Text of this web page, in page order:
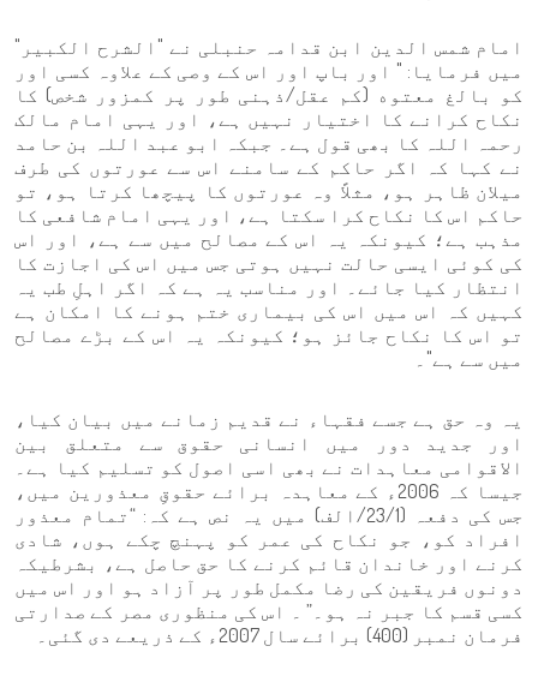
امام شمس الدین ابن قدامہ حنبلی نے "الشرح الکبیر"
میں فرمایا: " اور باپ اور اس کے وصی کے علاوہ کسی اور
کو بالغ معتوه (کم عقل/ذہنی طور پر کمزور شخص) کا
نکاح کرانے کا اختیار نہیں ہے، اور یہی امام مالک
رحمہ اللہ کا بھی قول ہے۔ جبکہ ابو عبد اللہ بن حامد
نے کہا کہ اگر حاکم کے سامنے اس سے عورتوں کی طرف
میلان ظاہر ہو، مثلاً وہ عورتوں کا پیچھا کرتا ہو، تو
حاکم اس کا نکاح کرا سکتا ہے، اور یہی امام شافعی کا
مذہب ہے؛ کیونکہ یہ اس کے مصالح میں سے ہے، اور اس
کی کوئی ایسی حالت نہیں ہوتی جس میں اس کی اجازت کا
انتظار کیا جائے۔ اور مناسب یہ ہے کہ اگر اہلِ طب یہ
کہیں کہ اس میں اس کی بیماری ختم ہونے کا امکان ہے
تو اس کا نکاح جائز ہو؛ کیونکہ یہ اس کے بڑے مصالح
میں سے ہے"۔
یہ وہ حق ہے جسے فقہاء نے قدیم زمانے میں بیان کیا،
اور جدید دور میں انسانی حقوق سے متعلق بین
الاقوامی معاہدات نے بھی اسی اصول کو تسلیم کیا ہے۔
جیسا کہ 2006ء کے معاہدہ برائے حقوقِ معذورین میں،
جس کی دفعہ (23/1/الف) میں یہ نص ہے کہ: “تمام معذور
افراد کو، جو نکاح کی عمر کو پہنچ چکے ہوں، شادی
کرنے اور خاندان قائم کرنے کا حق حاصل ہے، بشرطیکہ
دونوں فریقین کی رضا مکمل طور پر آزاد ہو اور اس میں
کسی قسم کا جبر نہ ہو۔” ۔ اس کی منظوری مصر کے صدارتی
فرمان نمبر (400) برائے سال 2007ء کے ذریعے دی گئی۔